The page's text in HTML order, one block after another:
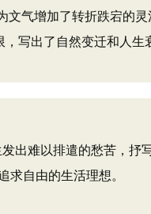
文气增加了转折跌宕的
，写出了自然变迁和人
难以排遣的愁苦，抒
求自由的生活理想。